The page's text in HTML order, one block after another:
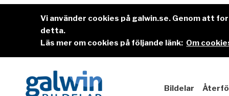
Vi använder cookies på galwin.se. Genom att
detta.
Läs mer om cookies på följande länk: Om
Bildelar